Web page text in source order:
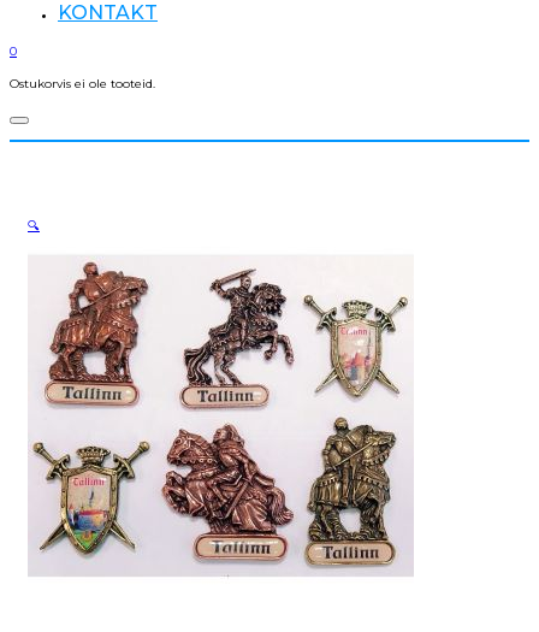
KONTAKT
0
Ostukorvis ei ole tooteid.
🔍